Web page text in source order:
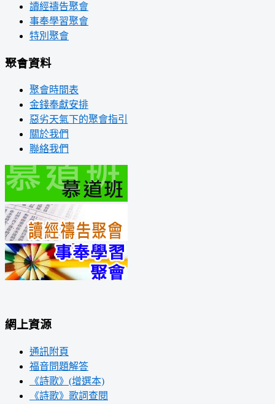
讀經禱告聚會
事奉學習聚會
特別聚會
聚會資料
聚會時間表
金錢奉獻安排
惡劣天氣下的聚會指引
關於我們
聯絡我們
網上資源
通訊附頁
福音問題解答
《詩歌》(增選本)
《詩歌》歌詞查閱